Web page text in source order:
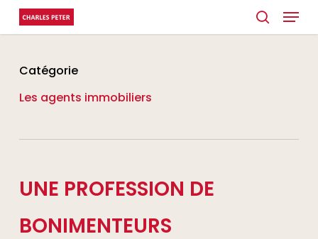
Skip
to
content
search
Menu
Catégorie
Les agents immobiliers
UNE PROFESSION DE
BONIMENTEURS